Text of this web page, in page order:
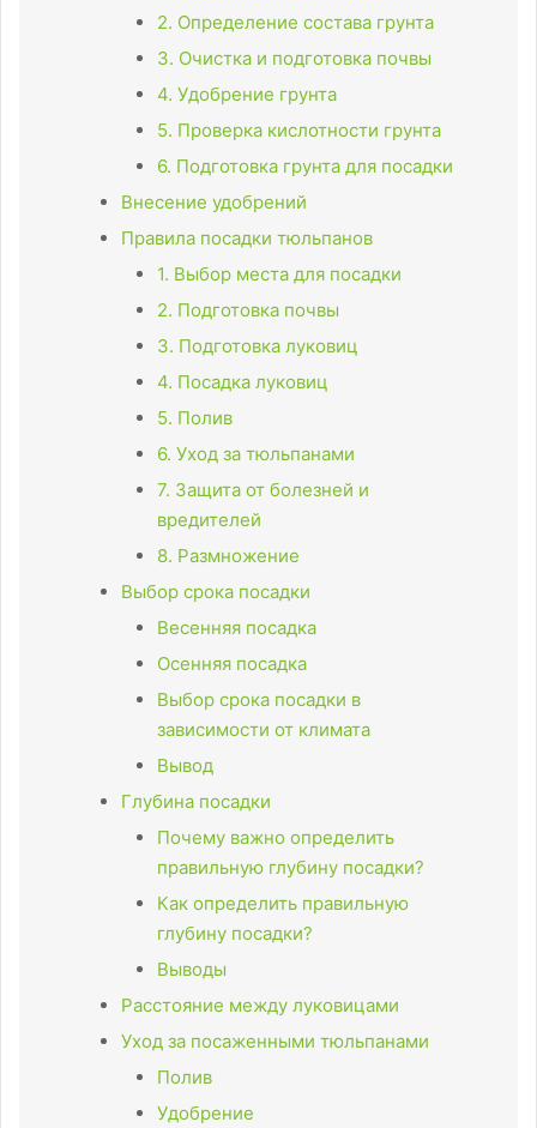
2. Определение состава грунта
3. Очистка и подготовка почвы
4. Удобрение грунта
5. Проверка кислотности грунта
6. Подготовка грунта для посадки
Внесение удобрений
Правила посадки тюльпанов
1. Выбор места для посадки
2. Подготовка почвы
3. Подготовка луковиц
4. Посадка луковиц
5. Полив
6. Уход за тюльпанами
7. Защита от болезней и
вредителей
8. Размножение
Выбор срока посадки
Весенняя посадка
Осенняя посадка
Выбор срока посадки в
зависимости от климата
Вывод
Глубина посадки
Почему важно определить
правильную глубину посадки?
Как определить правильную
глубину посадки?
Выводы
Расстояние между луковицами
Уход за посаженными тюльпанами
Полив
Удобрение